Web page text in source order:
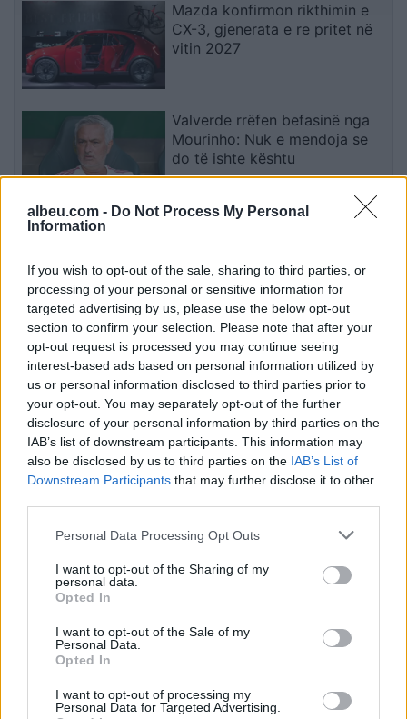
albeu.com - Do Not Process My Personal
Information
If you wish to opt-out of the sale, sharing to third parties, or
processing of your personal or sensitive information for
targeted advertising by us, please use the below opt-out
section to confirm your selection. Please note that after your
opt-out request is processed you may continue seeing
interest-based ads based on personal information utilized by
us or personal information disclosed to third parties prior to
your opt-out. You may separately opt-out of the further
disclosure of your personal information by third parties on the
IAB’s list of downstream participants. This information may
also be disclosed by us to third parties on the IAB’s List of
Downstream Participants that may further disclose it to other
Personal Data Processing Opt Outs
I want to opt-out of the Sharing of my
personal data.
Opted In
I want to opt-out of the Sale of my
Personal Data.
Opted In
I want to opt-out of processing my
Personal Data for Targeted Advertising.
Mazda konfirmon rikthimin e
CX-3, gjenerata e re pritet në
vitin 2027
Valverde rrëfen befasinë nga
Mourinho: Nuk e mendoja se
do të ishte kështu
dhe flakët u përhapën drejt
malit
Esim for Global
Esim for USA|Esim for Italy| Esim for Spain|Esim
for Turkey|Esim for Germany|Esim for Greece|